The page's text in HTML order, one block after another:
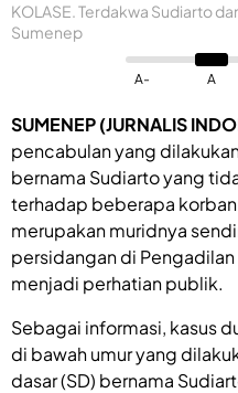
KOLASE. Terdakwa Sudiarto
Sumenep
A- A
SUMENEP (JURNALIS
pencabulan yang
bernama Sudiarto yang
terhadap beberapa
merupakan muridnya
persidangan di
menjadi perhatian publik.
Sebagai informasi, kasus
di bawah umur yang
dasar (SD) bernama